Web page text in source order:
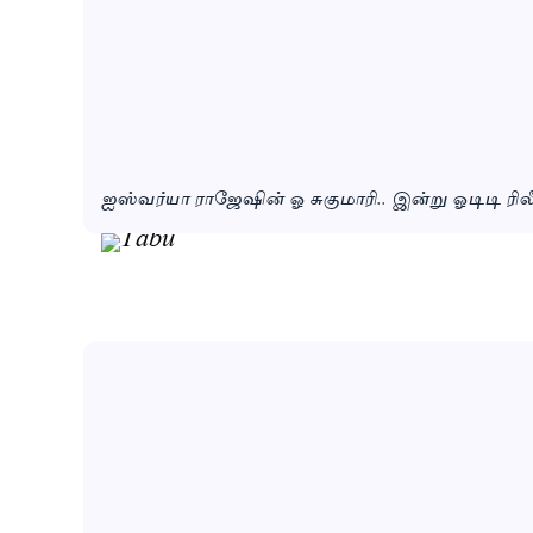
ஐஸ்வர்யா ராஜேஷின் ஓ சுகுமாரி.. இன்று ஓடிடி